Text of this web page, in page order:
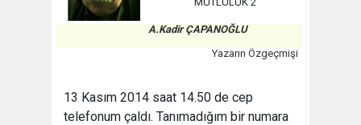
A.Kadir ÇAPANOĞLU
Yazarın Özgeçmişi
13 Kasım 2014 saat 14.50 de cep
telefonum çaldı. Tanımadığım bir numara